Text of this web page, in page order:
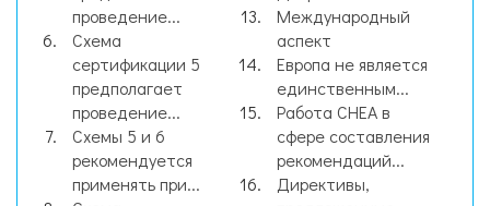
проведение...
Схема
сертификации 5
предполагает
проведение...
Схемы 5 и 6
рекомендуется
применять при...
Международный
аспект
Европа не является
единственным...
Работа CHEA в
сфере составления
рекомендаций...
Директивы,